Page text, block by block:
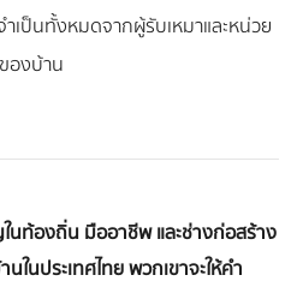
เป็นทั้งหมดจากผู้รับเหมาและหน่วย
องบ้าน
นท้องถิ่น มืออาชีพ และช่างก่อสร้าง
นประเทศไทย พวกเขาจะให้คำ